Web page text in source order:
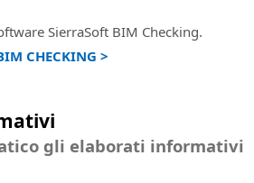
SierraSoft BIM Checking.
CHECKING >
gli elaborati informativi